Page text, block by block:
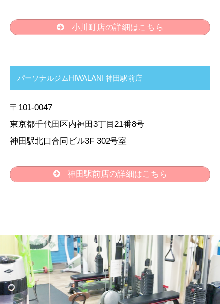
小川町店の詳細はこちら
パーソナルジムHIWALANI 神田駅前店
〒101-0047
東京都千代田区内神田3丁目21番8号
神田駅北口合同ビル3F 302号室
神田駅前店の詳細はこちら